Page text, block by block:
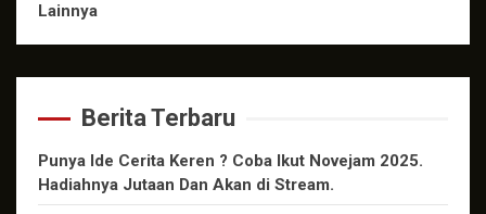
Lainnya
Berita Terbaru
Punya Ide Cerita Keren ? Coba Ikut Novejam 2025.
Hadiahnya Jutaan Dan Akan di Stream.